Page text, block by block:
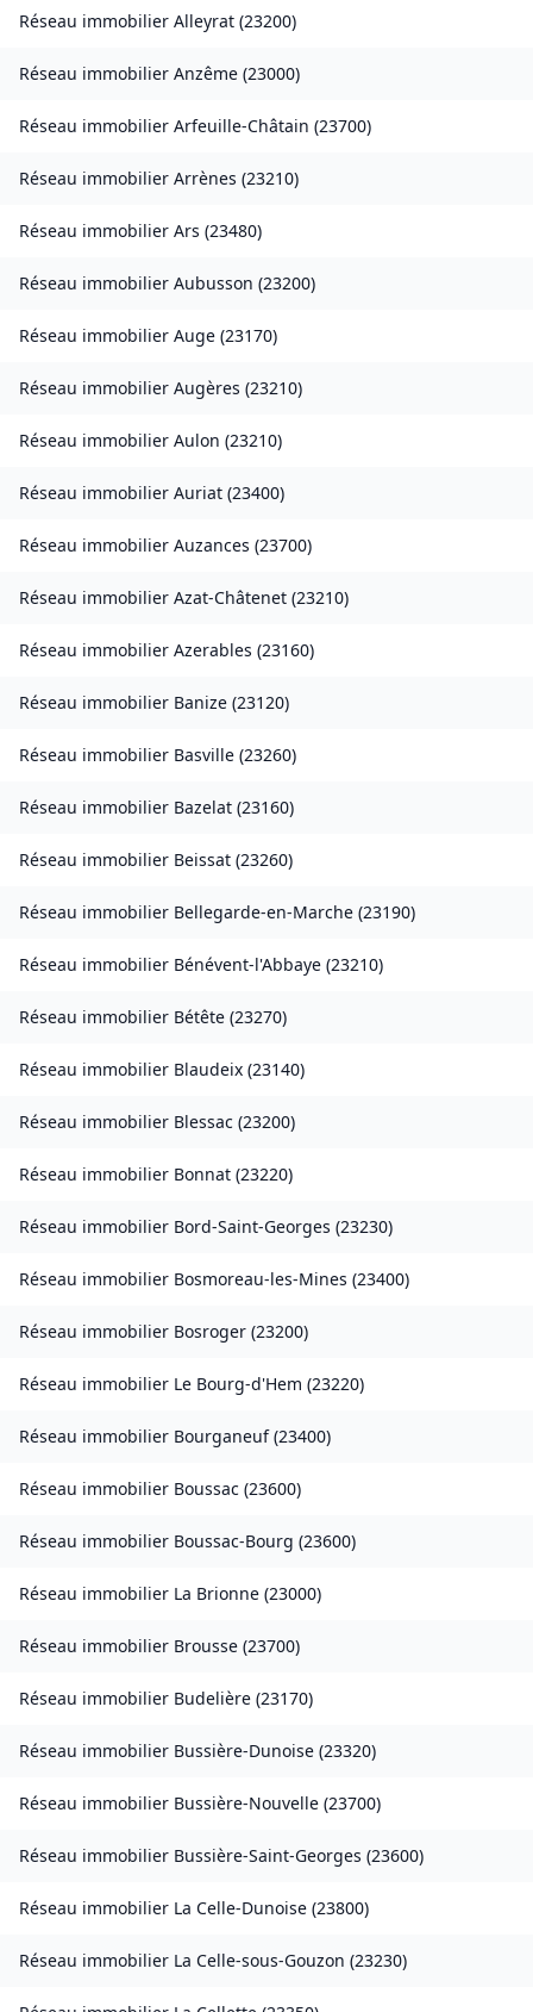
Réseau immobilier Alleyrat (23200)
Réseau immobilier Anzême (23000)
Réseau immobilier Arfeuille-Châtain (23700)
Réseau immobilier Arrènes (23210)
Réseau immobilier Ars (23480)
Réseau immobilier Aubusson (23200)
Réseau immobilier Auge (23170)
Réseau immobilier Augères (23210)
Réseau immobilier Aulon (23210)
Réseau immobilier Auriat (23400)
Réseau immobilier Auzances (23700)
Réseau immobilier Azat-Châtenet (23210)
Réseau immobilier Azerables (23160)
Réseau immobilier Banize (23120)
Réseau immobilier Basville (23260)
Réseau immobilier Bazelat (23160)
Réseau immobilier Beissat (23260)
Réseau immobilier Bellegarde-en-Marche (23190)
Réseau immobilier Bénévent-l'Abbaye (23210)
Réseau immobilier Bétête (23270)
Réseau immobilier Blaudeix (23140)
Réseau immobilier Blessac (23200)
Réseau immobilier Bonnat (23220)
Réseau immobilier Bord-Saint-Georges (23230)
Réseau immobilier Bosmoreau-les-Mines (23400)
Réseau immobilier Bosroger (23200)
Réseau immobilier Le Bourg-d'Hem (23220)
Réseau immobilier Bourganeuf(23400)
Réseau immobilier Boussac (23600)
Réseau immobilier Boussac-Bourg (23600)
Réseau immobilier La Brionne (23000)
Réseau immobilier Brousse (23700)
Réseau immobilier Budelière (23170)
Réseau immobilier Bussière-Dunoise (23320)
Réseau immobilier Bussière-Nouvelle (23700)
Réseau immobilier Bussière-Saint-Georges (23600)
Réseau immobilier La Celle-Dunoise (23800)
Réseau immobilier La Celle-sous-Gouzon (23230)